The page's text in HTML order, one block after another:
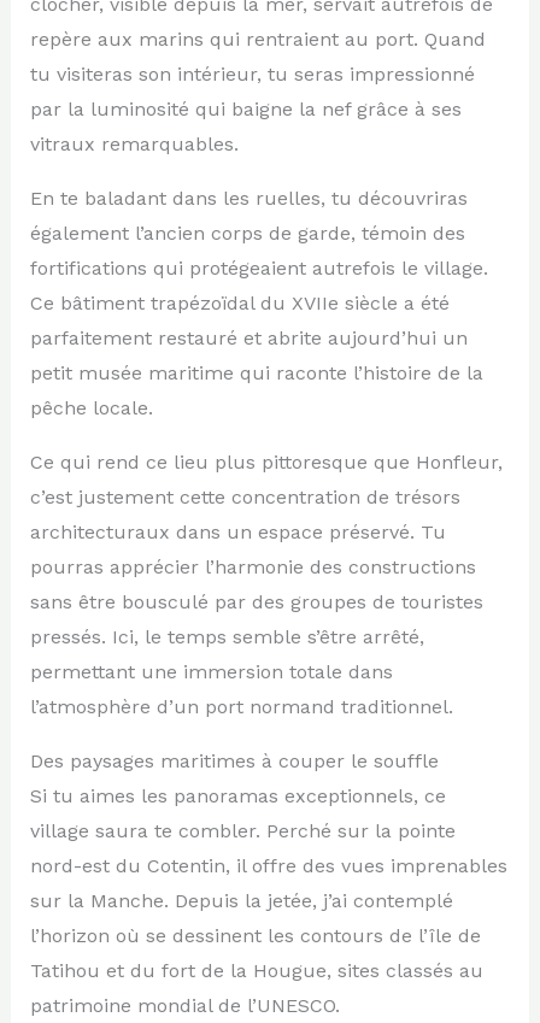
repère aux marins qui rentraient au port. Quand
tu visiteras son intérieur, tu seras impressionné
par la luminosité qui baigne la nef grâce à ses
vitraux remarquables.
En te baladant dans les ruelles, tu découvriras
également l’ancien corps de garde, témoin des
fortifications qui protégeaient autrefois le village.
Ce bâtiment trapézoïdal du XVIIe siècle a été
parfaitement restauré et abrite aujourd’hui un
petit musée maritime qui raconte l’histoire de la
pêche locale.
Ce qui rend ce lieu plus pittoresque que Honfleur,
c’est justement cette concentration de trésors
architecturaux dans un espace préservé. Tu
pourras apprécier l’harmonie des constructions
sans être bousculé par des groupes de touristes
pressés. Ici, le temps semble s’être arrêté,
permettant une immersion totale dans
l’atmosphère d’un port normand traditionnel.
Des paysages maritimes à couper le souffle
Si tu aimes les panoramas exceptionnels, ce
village saura te combler. Perché sur la pointe
nord-est du Cotentin, il offre des vues imprenables
sur la Manche. Depuis la jetée, j’ai contemplé
l’horizon où se dessinent les contours de l’île de
Tatihou et du fort de la Hougue, sites classés au
patrimoine mondial de l’UNESCO.